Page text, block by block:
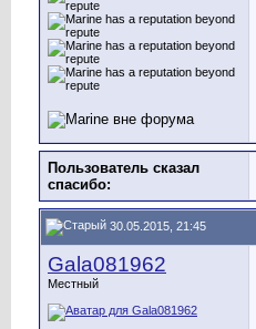
Пользователь сказал
cпасибо:
30.05.2015, 21:45
Gala081962
Местный